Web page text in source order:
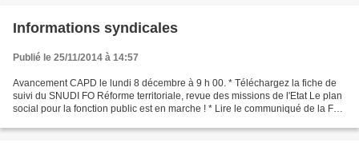
Informations syndicales
Publié le 25/11/2014 à 14:57
Avancement CAPD le lundi 8 décembre à 9 h 00. * Téléchargez la fiche de
suivi du SNUDI FO Réforme territoriale, revue des missions de l'Etat Le plan
social pour la fonction public est en marche ! * Lire le communiqué de la FGF